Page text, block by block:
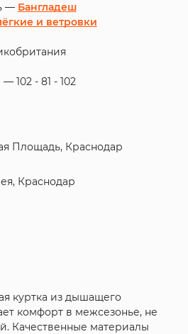
— Бангладеш
и ветровки
— 102 - 81 - 102
Площадь, Краснодар
Краснодар
куртка из дышащего
комфорт в межсезонье, не
Качественные материалы